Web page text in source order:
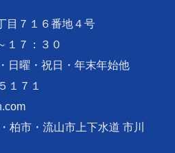
目７１６番地４号
７：３０
曜・祝日・年末年始他
１７１
柏市・流山市上下水道 市川